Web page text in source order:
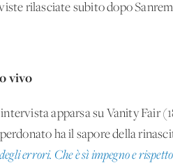
rilasciate subito dopo
vivo
apparsa su Vanity Fair
ha il sapore della
errori. Che è sì impegno e